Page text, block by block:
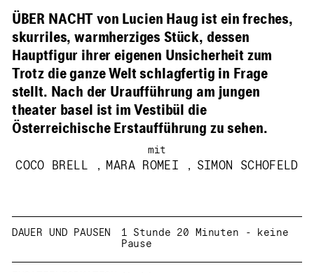
ÜBER NACHT von Lucien Haug ist ein freches,
skurriles, warmherziges Stück, dessen
Hauptfigur ihrer eigenen Unsicherheit zum
Trotz die ganze Welt schlagfertig in Frage
stellt. Nach der Uraufführung am jungen
theater basel ist im Vestibül die
Österreichische Erstaufführung zu sehen.
mit
COCO BRELL , MARA ROMEI , SIMON SCHOFELD
DAUER UND PAUSEN
1 Stunde 20 Minuten - keine
Pause